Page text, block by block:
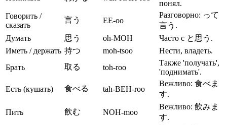
понял.
Говорить /
сказать
言う EE-oo
Разговорно: って
言う.
Думать
思う oh-MOH
Часто с と思う.
Иметь / держать 持つ moh-tsoo
Нести, владеть.
Брать
取る toh-roo
Также 'получать',
'поднимать'.
Есть (кушать)
食べる tah-BEH-roo
Вежливо: 食べま
す.
Пить 飲む NOH-moo
Вежливо: 飲みま
す.